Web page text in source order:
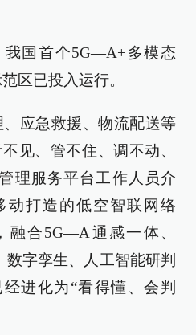
国首个5G—A+多模态
区已投入运行。
应急救援、物流配送等
见、管不住、调不动、
理服务平台工作人员介
动打造的低空智联网络
融合5G—A通感一体、
数字孪生、人工智能研判
进化为“看得懂、会判